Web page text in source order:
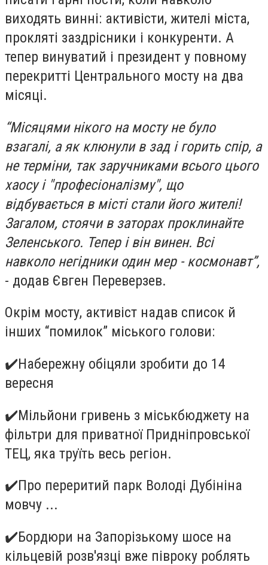
виходять винні: активісти, жителі міста,
прокляті заздрісники і конкуренти. А
тепер винуватий і президент у повному
перекритті Центрального мосту на два
місяці.
“Місяцями нікого на мосту не було
взагалі, а як клюнули в зад і горить спір, а
не терміни, так заручниками всього цього
хаосу і "професіоналізму", що
відбувається в місті стали його жителі!
Загалом, стоячи в заторах проклинайте
Зеленського. Тепер і він винен. Всі
навколо негідники один мер - космонавт”,
- додав Євген Переверзев.
Окрім мосту, активіст надав список й
інших “помилок” міського голови:
✔️Набережну обіцяли зробити до 14
вересня
✔️Мільйони гривень з міськбюджету на
фільтри для приватної Придніпровської
ТЕЦ, яка труїть весь регіон.
✔️Про переритий парк Володі Дубініна
мовчу ...
✔️Бордюри на Запорізькому шосе на
кільцевій розв'язці вже півроку роблять